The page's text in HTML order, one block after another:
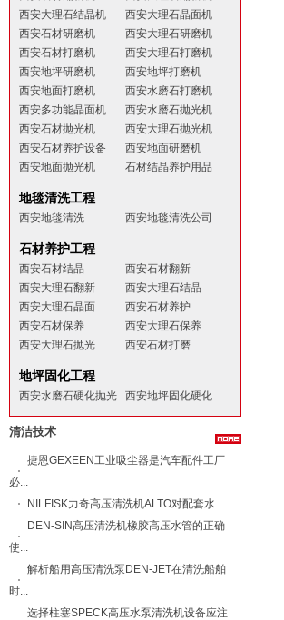
西安大理石结晶机
西安大理石晶面机
西安石材研磨机
西安大理石研磨机
西安石材打磨机
西安大理石打磨机
西安地坪研磨机
西安地坪打磨机
西安地面打磨机
西安水磨石打磨机
西安多功能晶面机
西安水磨石抛光机
西安石材抛光机
西安大理石抛光机
西安石材养护设备
西安地面研磨机
西安地面抛光机
石材结晶养护用品
地毯清洗工程
西安地毯清洗 西安地毯清洗公司
石材养护工程
西安石材结晶
西安石材翻新
西安大理石翻新
西安大理石结晶
西安大理石晶面
西安石材养护
西安石材保养
西安大理石保养
西安大理石抛光
西安石材打磨
地坪固化工程
西安水磨石硬化抛光 西安地坪固化硬化
清洁技术
捷恩GEXEEN工业吸尘器是汽车配件工厂
必...
NILFISK力奇​高压清洗机ALTO​对配套水...
DEN-SIN高压清洗机橡胶高压水管的正确
使...
解析船用高压清洗泵DEN-JET在清洗船舶
时...
选择柱塞SPECK高压水泵清洗机设备应注